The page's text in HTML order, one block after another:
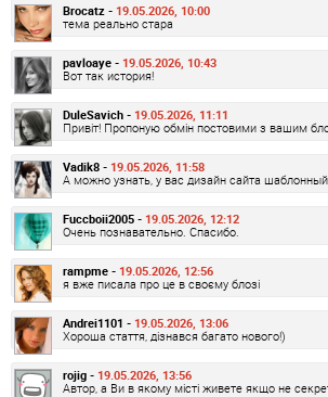
Brocatz - 19.05.2026, 10:00
тема реально стара
pavloaye - 19.05.2026, 10:43
Вот так история!
DuleSavich - 19.05.2026, 11:11
Привіт! Пропоную обмін постовими з вашим
Vadik8 - 19.05.2026, 11:58
А можно узнать, у вас дизайн сайта
Fuccboii2005 - 19.05.2026, 12:12
Очень познавательно. Спасибо.
rampme - 19.05.2026, 12:56
я вже писала про це в своєму блозі
Andrei1101 - 19.05.2026, 13:06
Хороша стаття, дізнався багато нового!)
rojig - 19.05.2026, 13:56
Автор, а Ви в якому місті живете якщо не